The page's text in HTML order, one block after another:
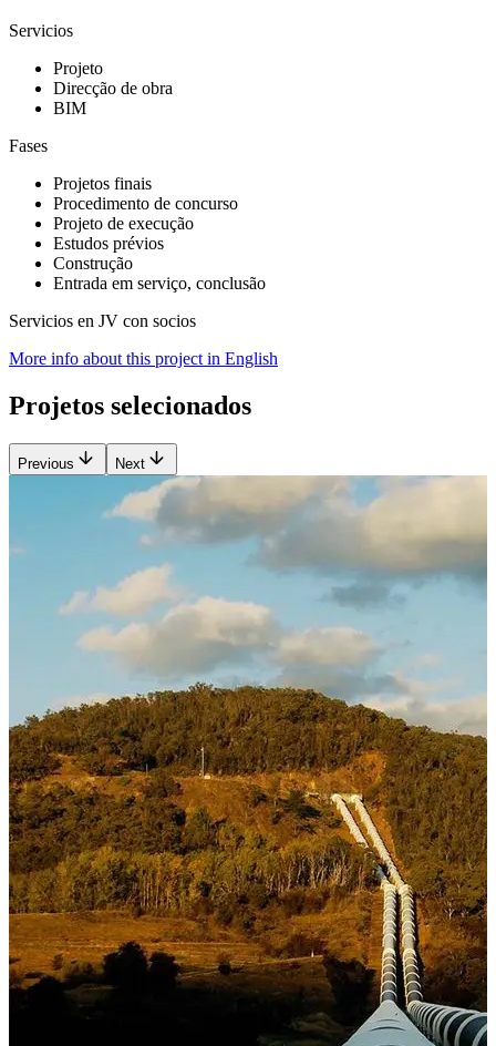
Servicios
Projeto
Direcção de obra
BIM
Fases
Projetos finais
Procedimento de concurso
Projeto de execução
Estudos prévios
Construção
Entrada em serviço, conclusão
Servicios en JV con socios
More info about this project in English
Projetos selecionados
Previous Next